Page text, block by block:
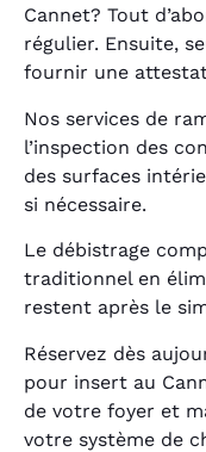
Cannet? Tout
régulier. Ensuite,
fournir une
Nos services de
l’inspection des
des surfaces
si nécessaire.
Le débistrage
traditionnel en
restent après le
Réservez dès
pour insert au
de votre foyer et
votre système de